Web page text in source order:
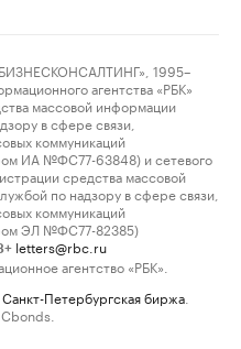
1995–
агентства «РБК»
массовой информации
в сфере связи,
коммуникаций
ИА №ФС77-63848) и сетевого
средства массовой
по надзору в сфере связи,
коммуникаций
ЭЛ №ФС77-82385)
letters@rbc.ru
агентство «РБК».
Санкт-Петербургская биржа